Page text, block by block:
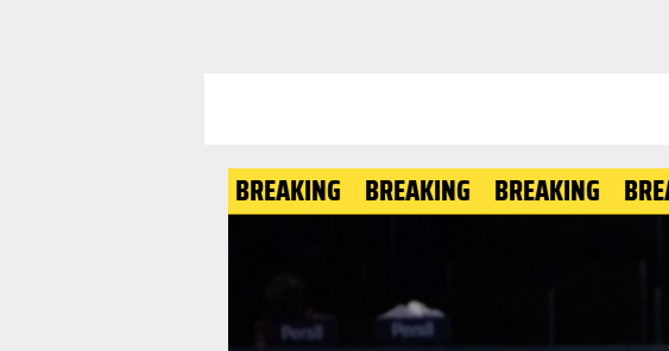
BREAKING BREAKING BREAKING BREAKING